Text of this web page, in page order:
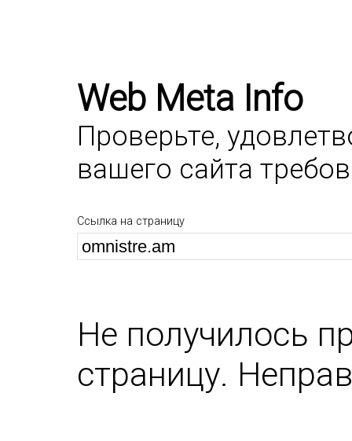
Web Meta Info
Проверьте,
вашего сайта
Ссылка на страницу
Не получилось
страницу.